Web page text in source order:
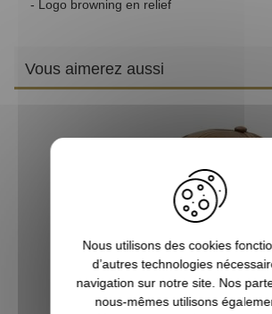
- Logo browning en relief
Vous aimerez aussi
Casquette Stone beige
Nous utilisons des cookies
d’autres technologies
navigation sur notre site. Nos
nous-mêmes utilisons